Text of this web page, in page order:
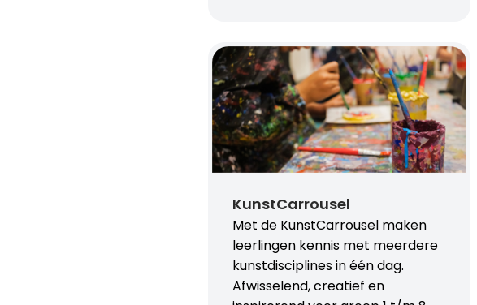
KunstCarrousel
Met de KunstCarrousel maken
leerlingen kennis met meerdere
kunstdisciplines in één dag.
Afwisselend, creatief en